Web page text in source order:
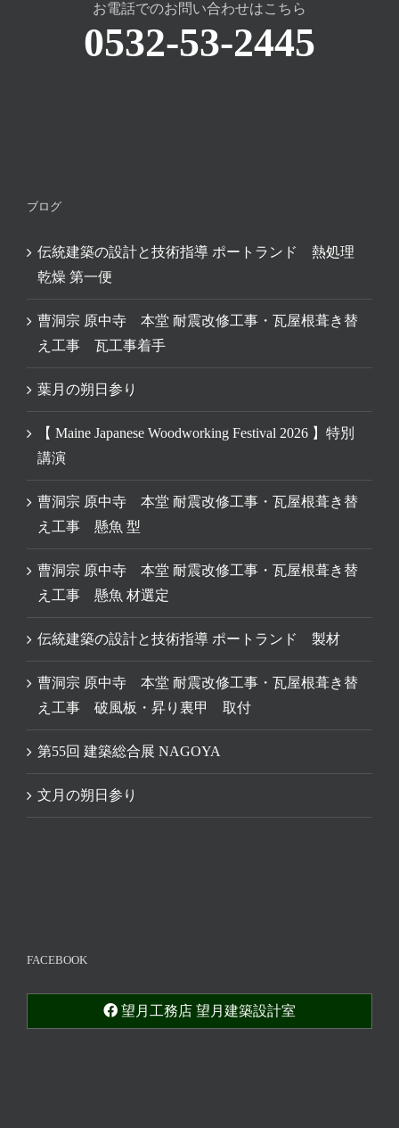
お電話でのお問い合わせはこちら
0532-53-2445
ブログ
伝統建築の設計と技術指導 ポートランド 熱処理
乾燥 第一便
曹洞宗 原中寺 本堂 耐震改修工事・瓦屋根葺き替
え工事 瓦工事着手
葉月の朔日参り
【 Maine Japanese Woodworking Festival 2026 】特別
講演
曹洞宗 原中寺 本堂 耐震改修工事・瓦屋根葺き替
え工事 懸魚 型
曹洞宗 原中寺 本堂 耐震改修工事・瓦屋根葺き替
え工事 懸魚 材選定
伝統建築の設計と技術指導 ポートランド 製材
曹洞宗 原中寺 本堂 耐震改修工事・瓦屋根葺き替
え工事 破風板・昇り裏甲 取付
第55回 建築総合展 NAGOYA
文月の朔日参り
FACEBOOK
望月工務店 望月建築設計室